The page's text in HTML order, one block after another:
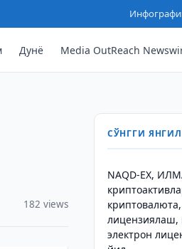
Дунё Media OutReach
182 views
СЎНГГИ
NAQD-EX,
лицензиялаш,
электрон